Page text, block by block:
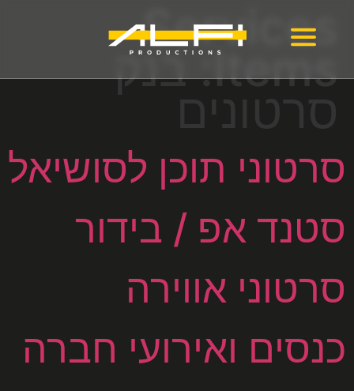
Services
Items: בנק
סרטונים
סרטוני תוכן לסושיאל
סטנד אפ / בידור
סרטוני אווירה
כנסים ואירועי חברה